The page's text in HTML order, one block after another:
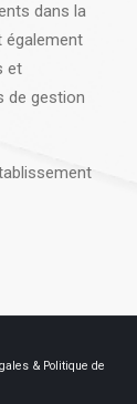
dans la
également
et
de gestion
& Politique de